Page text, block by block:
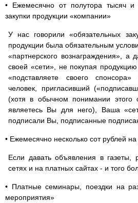
• Ежемесячно от полутора тысяч
закупки продукции «компании»
У нас говорили «обязательных
продукции была обязательным
«партнерского вознаграждения»,
своей «сети», не покупая
«подставляете своего спонсора»
человек, пригласивший
(хотя в обычном понимании этого
являетесь Вы для него), Ваша
подписали Вы, подписанные
• Ежемесячно несколько сот рублей
Если давать объявления в газеты,
сетях и на платных сайтах - и того
• Платные семинары, поездки на
мероприятия»